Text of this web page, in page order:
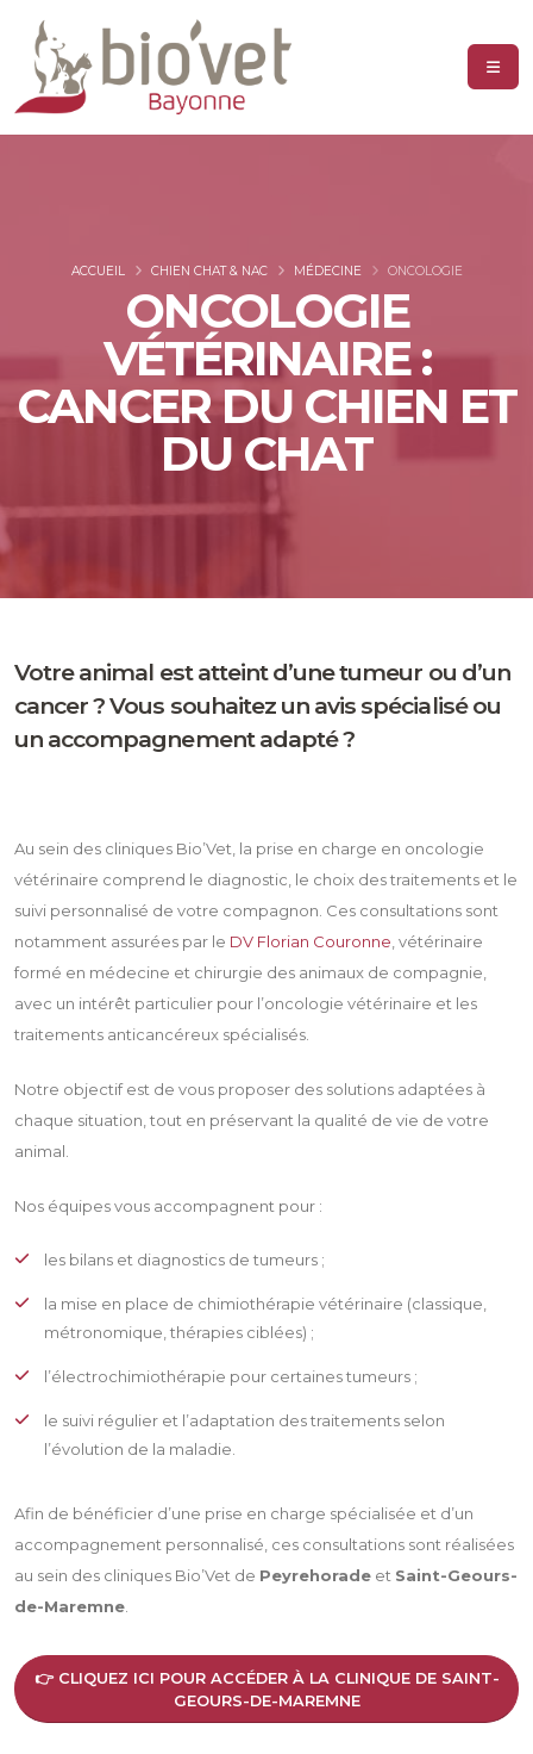
ONCOLOGIE
VÉTÉRINAIRE :
CANCER DU CHIEN ET
DU CHAT
ACCUEIL CHIEN CHAT & NAC MÉDECINE ONCOLOGIE
Votre animal est atteint d’une tumeur ou d’un
cancer ? Vous souhaitez un avis spécialisé ou
un accompagnement adapté ?
Au sein des cliniques Bio’Vet, la prise en charge en oncologie
vétérinaire comprend le diagnostic, le choix des traitements et le
suivi personnalisé de votre compagnon. Ces consultations sont
notamment assurées par le DV Florian Couronne , vétérinaire
formé en médecine et chirurgie des animaux de compagnie,
avec un intérêt particulier pour l’oncologie vétérinaire et les
traitements anticancéreux spécialisés.
Notre objectif est de vous proposer des solutions adaptées à
chaque situation, tout en préservant la qualité de vie de votre
animal.
Nos équipes vous accompagnent pour :
les bilans et diagnostics de tumeurs ;
la mise en place de chimiothérapie vétérinaire (classique,
métronomique, thérapies ciblées) ;
l’électrochimiothérapie pour certaines tumeurs ;
le suivi régulier et l’adaptation des traitements selon
l’évolution de la maladie.
Afin de bénéficier d’une prise en charge spécialisée et d’un
accompagnement personnalisé, ces consultations sont réalisées
au sein des cliniques Bio’Vet de Peyrehorade et Saint-Geours-
de-Maremne
👉 CLIQUEZ ICI POUR ACCÉDER À LA CLINIQUE DE SAINT-
GEOURS-DE-MAREMNE